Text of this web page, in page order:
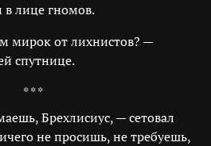
лице гномов.
мирок от лихнистов? —
спутнице.
* * *
Брехлисиус, — сетовал
не просишь, не требуешь,